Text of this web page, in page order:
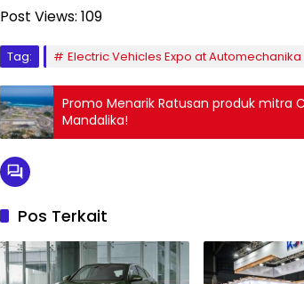
Post Views: 109
Tag: Electric Vehicles Expo at Automechanika
Promo Menarik Ratusan produk mitra
Mandalika!
Pos Terkait